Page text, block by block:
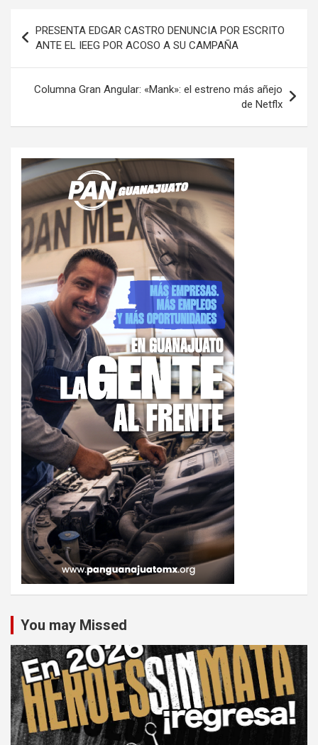
de
entradas
PRESENTA EDGAR CASTRO DENUNCIA POR ESCRITO
ANTE EL IEEG POR ACOSO A SU CAMPAÑA
Columna Gran Angular: «Mank»: el estreno más añejo
de Netflx
You may Missed